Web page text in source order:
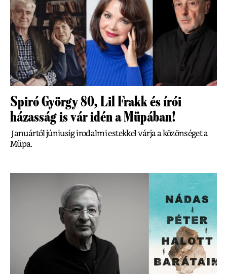
Spiró György 80, Lil Frakk és írói
házasság is vár idén a Müpában!
Januártól júniusig irodalmi estekkel várja a közönséget a
Müpa.